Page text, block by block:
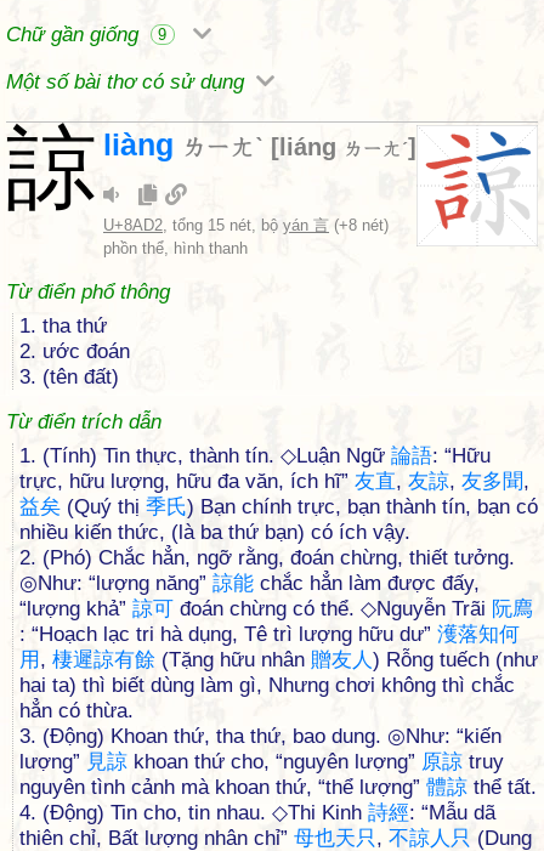
Chữ gần giống 9
Một số bài thơ có sử dụng
諒 liàng ㄌㄧㄤˋ [ liáng ㄌㄧㄤˊ]
U+8AD2, tổng 15 nét, bộ yán 言 (+8 nét)
phồn thể, hình thanh
Từ điển phổ thông
1. tha thứ
2. ước đoán
3. (tên đất)
Từ điển trích dẫn
1. (Tính) Tin thực, thành tín. ◇Luận Ngữ 論語: “Hữu
trực, hữu lượng, hữu đa văn, ích hĩ” 友直, 友諒, 友多聞,
益矣 (Quý thị 季氏) Bạn chính trực, bạn thành tín, bạn có
nhiều kiến thức, (là ba thứ bạn) có ích vậy.
2. (Phó) Chắc hẳn, ngỡ rằng, đoán chừng, thiết tưởng.
◎Như: “lượng năng” 諒能 chắc hẳn làm được đấy,
“lượng khả” 諒可 đoán chừng có thể. ◇Nguyễn Trãi 阮廌
: “Hoạch lạc tri hà dụng, Tê trì lượng hữu dư” 濩落知何
用 , 棲遲諒有餘 (Tặng hữu nhân 贈友 人) Rỗng tuếch (như
hai ta) thì biết dùng làm gì, Nhưng chơi không thì chắc
hẳn có thừa.
3. (Động) Khoan thứ, tha thứ, bao dung. ◎Như: “kiến
lượng” 見諒 khoan thứ cho, “nguyên lượng” 原諒 truy
nguyên tình cảnh mà khoan thứ, “thể lượng” 體諒 thể tất.
4. (Động) Tin cho, tin nhau. ◇Thi Kinh 詩經: “Mẫu dã
thiên chỉ, Bất lượng nhân chỉ” 母也天只, 不諒人 只 (Dung